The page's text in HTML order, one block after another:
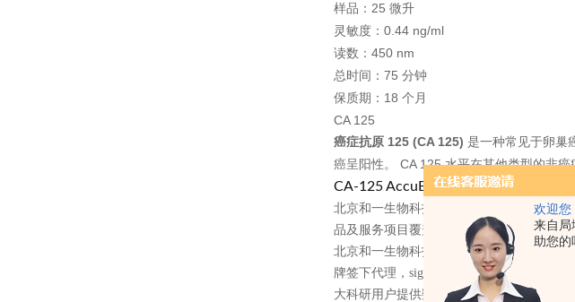
欢迎您
来自局
助您的
样品： 25 微升
灵敏度： 0.44 ng/ml
读数： 450 nm
总时间： 75 分钟
保质期： 18 个月
CA 125
癌症抗原 125 (CA 125) 是一种常见于卵巢
癌呈阳性。
CA 125水平在其他类型的非
CA-125 AccuBind ELISA Kits
北京和一生物科技有限公司是一家集进口
品及服务项目覆盖生物化学、细胞生物学
北京和一生物科技有限公司代理Monobind
牌签下代理， sigma santa、RD、
大科研用户提供数万种试剂、仪器和实验消